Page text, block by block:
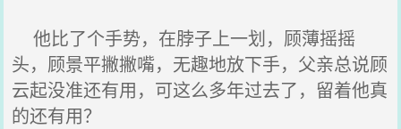
他比了个手势，在脖子上一划，顾薄摇摇
头，顾景平撇撇嘴，无趣地放下手，父亲总说顾
云起没准还有用，可这么多年过去了，留着他真
的还有用？